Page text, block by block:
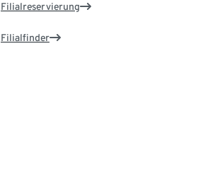
Filialreservierung
Filialfinder